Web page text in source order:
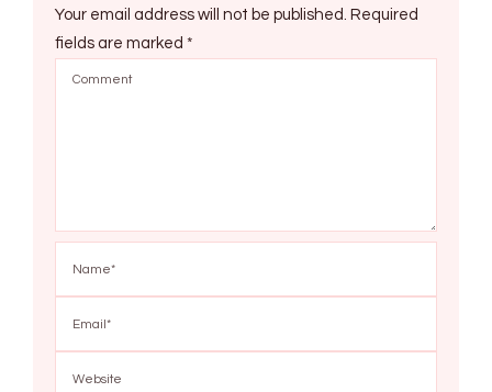
Your email address will not be published.
Required
fields are marked *